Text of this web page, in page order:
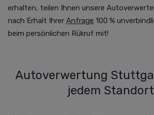
erhalten, teilen Ihnen unsere
nach Erhalt Ihrer Anfrage 100 %
beim persönlichen Rükruf mit!
Autoverwertung
jedem Standort